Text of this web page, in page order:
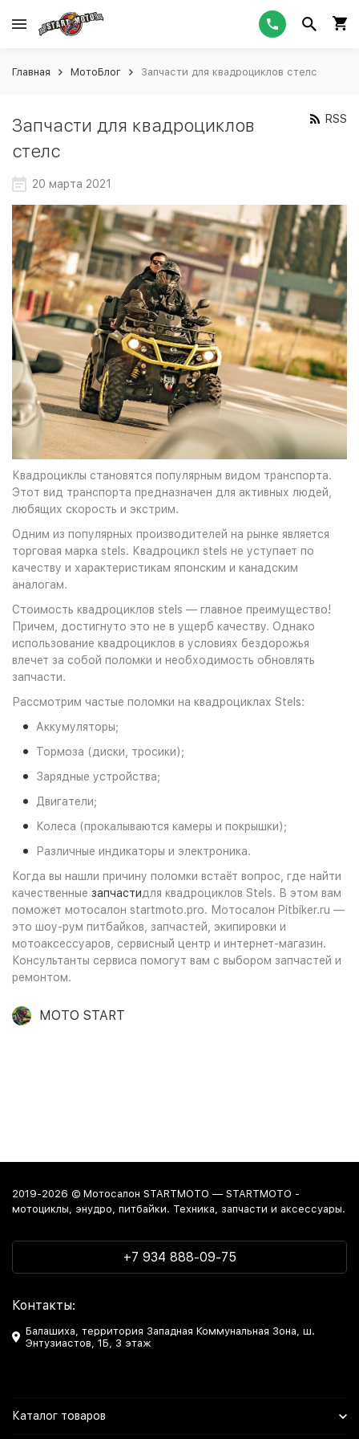
Главная МотоБлог Запчасти для квадроциклов стелс
Запчасти для квадроциклов
стелс
RSS
20 марта 2021
Квадроциклы становятся популярным видом транспорта.
Этот вид транспорта предназначен для активных людей,
любящих скорость и экстрим.
Одним из популярных производителей на рынке является
торговая марка stels. Квадроцикл stels не уступает по
качеству и характеристикам японским и канадским
аналогам.
Стоимость квадроциклов stels — главное преимущество!
Причем, достигнуто это не в ущерб качеству. Однако
использование квадроциклов в условиях бездорожья
влечет за собой поломки и необходимость обновлять
запчасти.
Рассмотрим частые поломки на квадроциклах Stels:
Аккумуляторы;
Тормоза (диски, тросики);
Зарядные устройства;
Двигатели;
Колеса (прокалываются камеры и покрышки);
Различные индикаторы и электроника.
Когда вы нашли причину поломки встаёт вопрос, где найти
качественные запчастидля квадроциклов Stels. В этом вам
поможет мотосалон startmoto.pro. Мотосалон Pitbiker.ru —
это шоу-рум питбайков, запчастей, экипировки и
мотоаксессуаров, сервисный центр и интернет-магазин.
Консультанты сервиса помогут вам с выбором запчастей и
ремонтом.
MOTO START
2019-2026 © Мотосалон STARTMOTO — STARTMOTO -
мотоциклы, энудро, питбайки. Техника, запчасти и аксессуары.
+7 934 888-09-75
Контакты:
Балашиха, территория Западная Коммунальная Зона, ш.
Энтузиастов, 1Б, 3 этаж
Каталог товаров